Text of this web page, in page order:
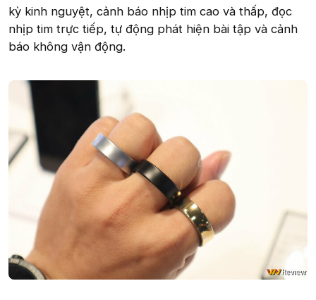
kỳ kinh nguyệt, cảnh báo nhịp tim cao và thấp, đọc
nhịp tim trực tiếp, tự động phát hiện bài tập và cảnh
báo không vận động.